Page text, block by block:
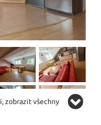
zobrazit všechny